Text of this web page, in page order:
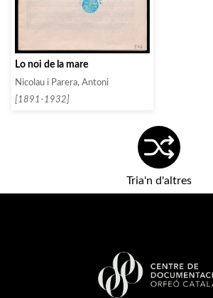
Lo noi de la mare
Nicolau i Parera, Antoni
[1891-1932]
Tria'n d'altres